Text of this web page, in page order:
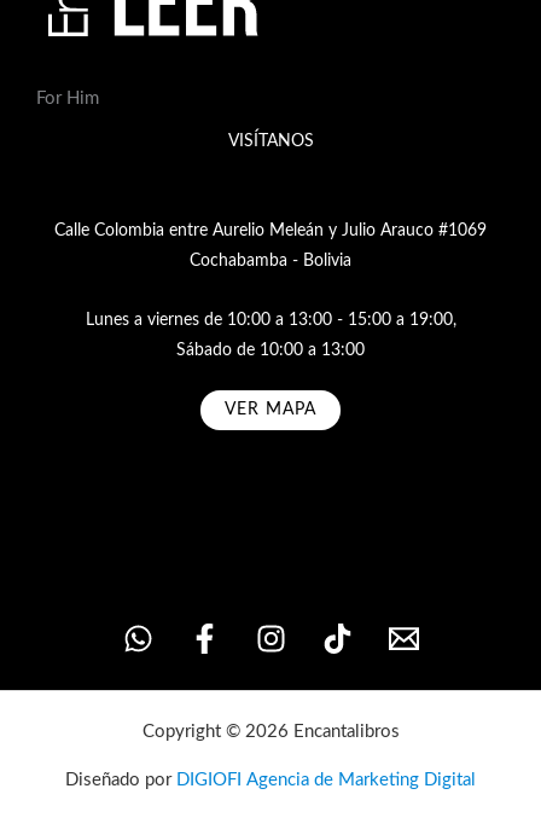
For Him
VISÍTANOS
Calle Colombia entre Aurelio Meleán y Julio Arauco #1069
Cochabamba - Bolivia
Lunes a viernes de 10:00 a 13:00 - 15:00 a 19:00,
Sábado de 10:00 a 13:00
VER MAPA
Copyright © 2026 Encantalibros
Diseñado por DIGIOFI Agencia de Marketing Digital